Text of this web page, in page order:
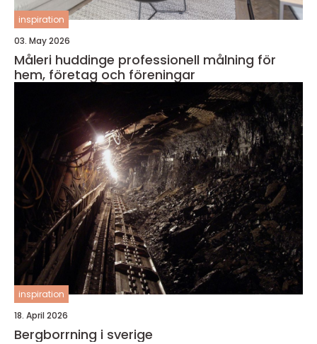
inspiration
03. May 2026
Måleri huddinge professionell målning för
hem, företag och föreningar
inspiration
18. April 2026
Bergborrning i sverige